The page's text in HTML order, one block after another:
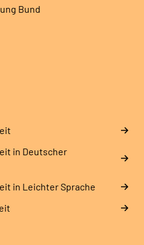
Bund
in Deutscher
in Leichter Sprache